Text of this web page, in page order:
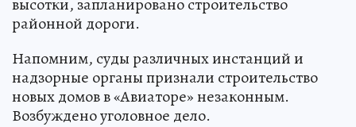
районной дороги.
Напомним, суды различных инстанций и
надзорные органы признали строительство
новых домов в «Авиаторе» незаконным.
Возбуждено уголовное дело.